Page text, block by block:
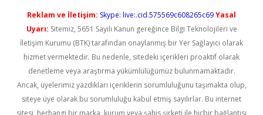
Reklam ve İletişim: Skype: live:.cid.575569c608265c69Yasal
Uyarı: Sitemiz, 5651 Sayılı Kanun gereğince Bilgi Teknolojileri ve
İletişim Kurumu (BTK) tarafından onaylanmış bir Yer Sağlayıcı olarak
hizmet vermektedir. Bu nedenle, sitedeki içerikleri proaktif olarak
denetleme veya araştırma yükümlülüğümüz bulunmamaktadır.
Ancak, üyelerimiz yazdıkları içeriklerin sorumluluğunu taşımakta olup,
siteye üye olarak bu sorumluluğu kabul etmiş sayılırlar. Bu internet
sitesi, herhangi bir marka, kurum veya şahıs şirketi ile hiçbir bağlantısı